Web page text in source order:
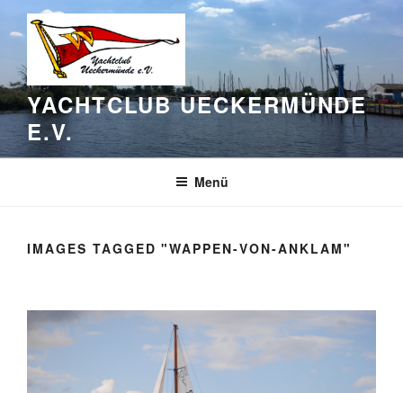
Inhalt
springen
YACHTCLUB UECKERMÜNDE
E.V.
Menü
IMAGES TAGGED "WAPPEN-VON-ANKLAM"